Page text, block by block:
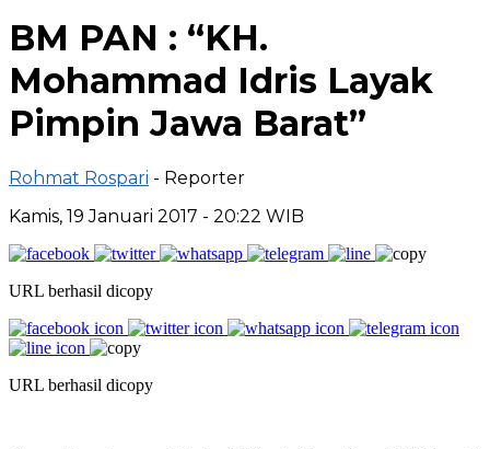
BM PAN : “KH.
Mohammad Idris Layak
Pimpin Jawa Barat”
Rohmat Rospari - Reporter
Kamis, 19 Januari 2017 - 20:22 WIB
URL berhasil dicopy
URL berhasil dicopy